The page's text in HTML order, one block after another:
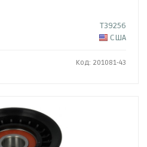
T39256
США
Код: 201081-43